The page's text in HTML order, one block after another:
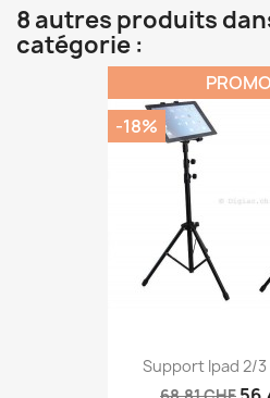
8 autres produits
catégorie :
Support Ipad 2/3
-18%